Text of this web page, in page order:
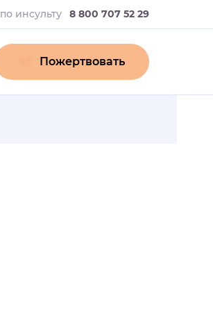
по инсульту 8 800 707 52 29
Пожертвовать